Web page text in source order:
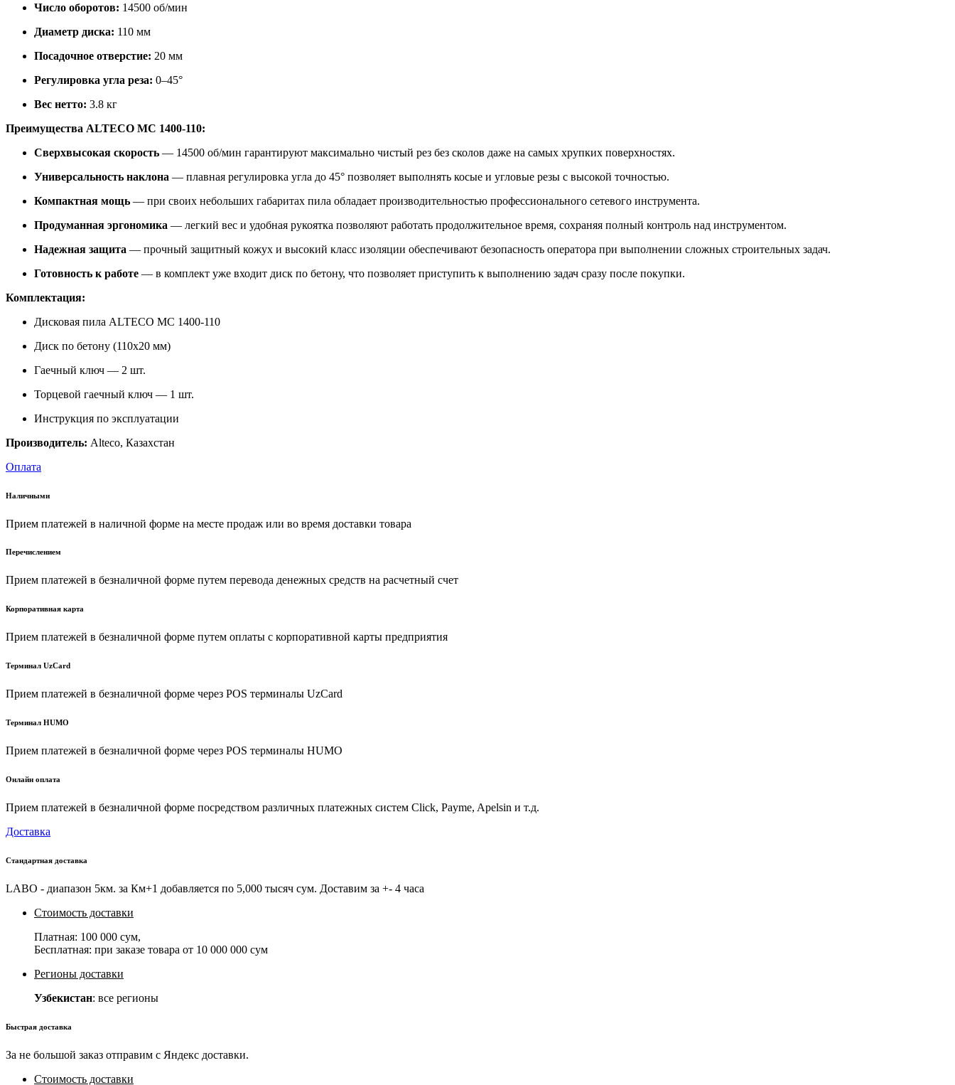
Число оборотов: 14500 об/мин
Диаметр диска: 110 мм
Посадочное отверстие: 20 мм
Регулировка угла реза: 0–45°
Вес нетто: 3.8 кг
Преимущества ALTECO MC 1400-110:
Сверхвысокая скорость — 14500 об/мин гарантируют максимально чистый рез без сколов даже на самых хрупких поверхностях.
Универсальность наклона — плавная регулировка угла до 45° позволяет выполнять косые и угловые резы с высокой точностью.
Компактная мощь — при своих небольших габаритах пила обладает производительностью профессионального сетевого инструмента.
Продуманная эргономика — легкий вес и удобная рукоятка позволяют работать продолжительное время, сохраняя полный контроль над инструментом.
Надежная защита — прочный защитный кожух и высокий класс изоляции обеспечивают безопасность оператора при выполнении сложных строительных задач.
Готовность к работе — в комплект уже входит диск по бетону, что позволяет приступить к выполнению задач сразу после покупки.
Комплектация:
Дисковая пила ALTECO MC 1400-110
Диск по бетону (110х20 мм)
Гаечный ключ — 2 шт.
Торцевой гаечный ключ — 1 шт.
Инструкция по эксплуатации
Производитель: Alteco, Казахстан
Оплата
Наличными
Прием платежей в наличной форме на месте продаж или во время доставки товара
Перечислением
Прием платежей в безналичной форме путем перевода денежных средств на расчетный счет
Корпоративная карта
Прием платежей в безналичной форме путем оплаты с корпоративной карты предприятия
Терминал UzCard
Прием платежей в безналичной форме через POS терминалы UzCard
Терминал HUMO
Прием платежей в безналичной форме через POS терминалы HUMO
Онлайн оплата
Прием платежей в безналичной форме посредством различных платежных систем Click, Payme, Apelsin и т.д.
Доставка
Стандартная доставка
LABO - диапазон 5км. за Км+1 добавляется по 5,000 тысяч сум. Доставим за +- 4 часа
Стоимость доставки
Платная: 100 000 сум,
Бесплатная: при заказе товара от 10 000 000 сум
Регионы доставки
Узбекистан: все регионы
Быстрая доставка
За не большой заказ отправим с Яндекс доставки.
Стоимость доставки